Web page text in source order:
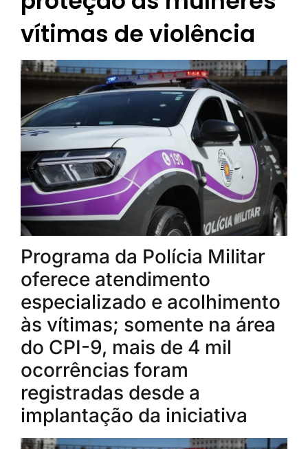
vítimas de violência
Programa da Polícia Militar
oferece atendimento
especializado e acolhimento
às vítimas; somente na área
do CPI-9, mais de 4 mil
ocorrências foram
registradas desde a
implantação da iniciativa